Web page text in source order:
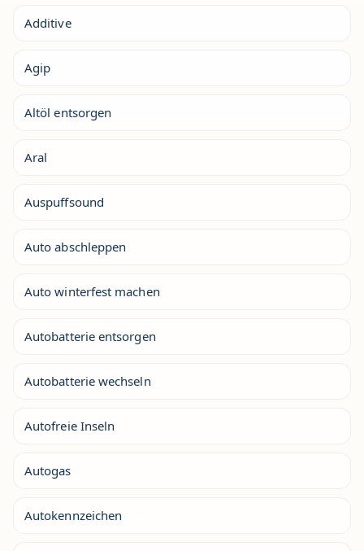
Additive
Agip
Altöl entsorgen
Aral
Auspuffsound
Auto abschleppen
Auto winterfest machen
Autobatterie entsorgen
Autobatterie wechseln
Autofreie Inseln
Autogas
Autokennzeichen